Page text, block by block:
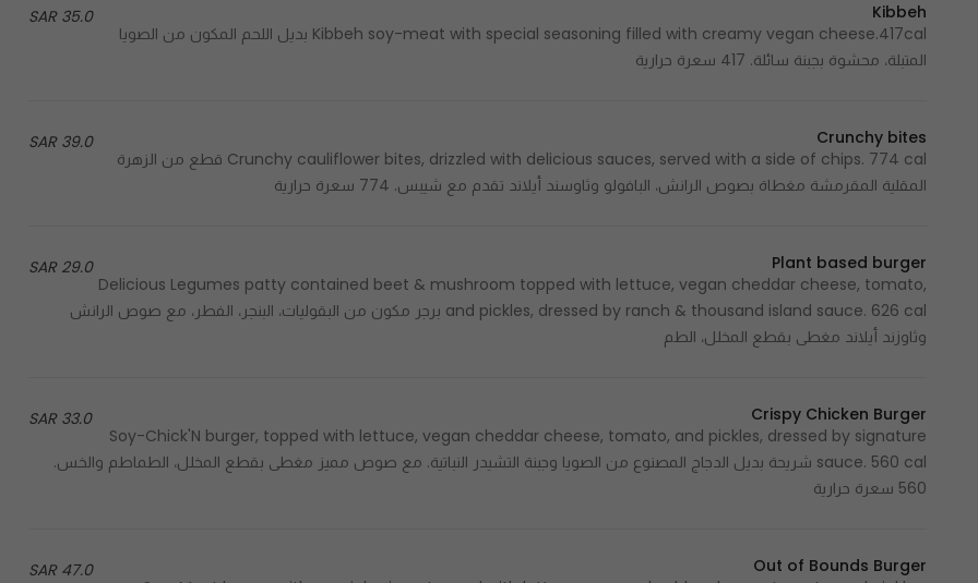
35.0 SAR
Kibbeh
Kibbeh soy-meat with special seasoning filled with creamy vegan cheese.417cal بديل اللحم المكون من الصويا
المتبلة، محشوة بجبنة سائلة. 417 سعرة حرارية
39.0 SAR
Crunchy bites
Crunchy cauliflower bites, drizzled with delicious sauces, served with a side of chips. 774 cal قطع من الزهرة
المقلية المقرمشة مغطاة بصوص الرانش، البافولو وثاوسند أيلاند تقدم مع شيبس. 774 سعرة حرارية
29.0 SAR
Plant based burger
Delicious Legumes patty contained beet & mushroom topped with lettuce, vegan cheddar cheese, tomato,
and pickles, dressed by ranch & thousand island sauce. 626 cal برجر مكون من البقوليات، البنجر، الفطر، مع صوص الرانش
وثاوزند أيلاند مغطى بقطع المخلل، الطم
33.0 SAR
Crispy Chicken Burger
Soy-Chick'N burger, topped with lettuce, vegan cheddar cheese, tomato, and pickles, dressed by signature
sauce. 560 cal شريحة بديل الدجاج المصنوع من الصويا وجبنة التشيدر النباتية. مع صوص مميز مغطى بقطع المخلل، الطماطم والخس.
560 سعرة حرارية
47.0 SAR
Out of Bounds Burger